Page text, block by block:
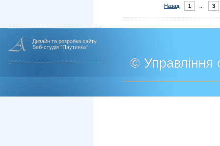
Назад 1 3
Дизайн та розробка сайту
Веб-студія "Паутинка"
© Управління